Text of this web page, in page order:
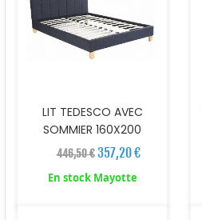
LIT TEDESCO AVEC
SOMMIER 160X200
446,50 € 357,20 €
En stock Mayotte